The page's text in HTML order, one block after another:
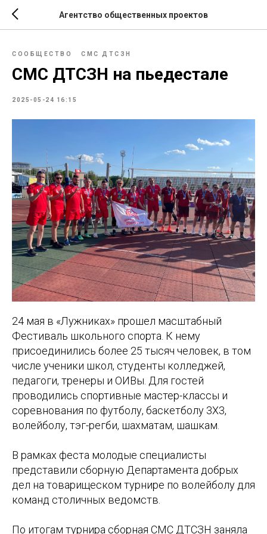
Агентство общественных проектов
СООБЩЕСТВО СМС ДТСЗН
СМС ДТСЗН на пьедестале
2025-05-24 16:15
24 мая в «Лужниках» прошел масштабный
Фестиваль школьного спорта. К нему
присоединились более 25 тысяч человек, в том
числе ученики школ, студенты колледжей,
педагоги, тренеры и ОИВы. Для гостей
проводились спортивные мастер-классы и
соревнования по футболу, баскетболу 3X3,
волейболу, тэг-регби, шахматам, шашкам.
В рамках феста молодые специалисты
представили сборную Департамента добрых
дел на товарищеском турнире по волейболу для
команд столичных ведомств.
По итогам турнира сборная СМС ДТСЗН заняла